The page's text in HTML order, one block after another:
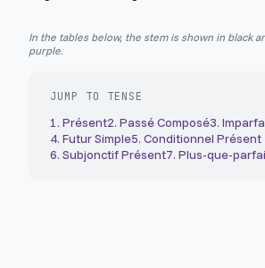
In the tables below, the stem is shown in black
purple.
JUMP TO TENSE
1. Présent2. Passé Composé3.
4. Futur Simple5. Conditionnel Présent
6. Subjonctif Présent7. Plus-que-